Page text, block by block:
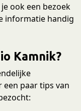
ook een bezoek
informatie handig
Kamnik?
paar tips van